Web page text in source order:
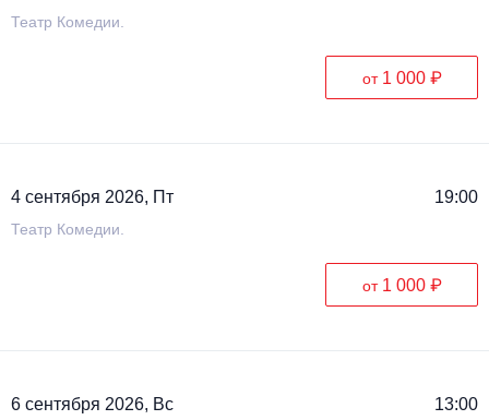
Театр Комедии.
от 1 000 ₽
4 сентября 2026, Пт 19:00
Театр Комедии.
от 1 000 ₽
6 сентября 2026, Вс 13:00